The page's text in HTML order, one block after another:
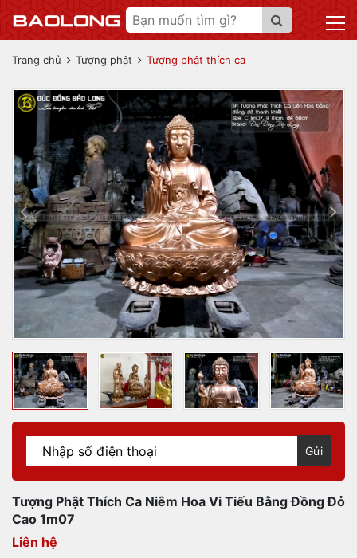
Trang chủ Tượng phật Tượng phật thích ca
Gửi
Tượng Phật Thích Ca Niêm Hoa Vi Tiếu Bằng Đồng Đỏ
Cao 1m07
Liên hệ